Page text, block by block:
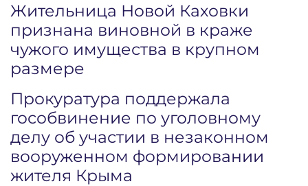
Жительница Новой Каховки
признана виновной в краже
чужого имущества в крупном
размере
Прокуратура поддержала
гособвинение по уголовному
делу об участии в незаконном
вооруженном формировании
жителя Крыма